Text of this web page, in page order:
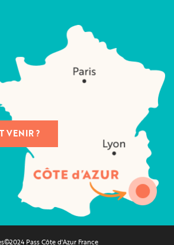
VENIR ?
©2024 Pass Côte d'Azur France